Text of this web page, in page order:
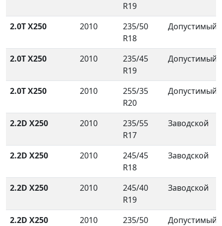
R19
2.0T X250 2010
235/50
R18
Допустимый
2.0T X250 2010
235/45
R19
Допустимый
2.0T X250 2010
255/35
R20
Допустимый
2.2D X250 2010
235/55
R17
Заводской
2.2D X250 2010
245/45
R18
Заводской
2.2D X250 2010
245/40
R19
Заводской
2.2D X250 2010
235/50
Допустимый